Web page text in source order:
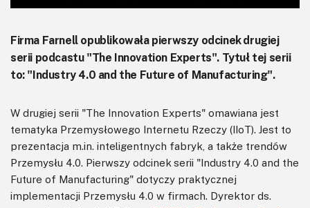
Firma Farnell opublikowała pierwszy odcinek drugiej
serii podcastu "The Innovation Experts". Tytuł tej serii
to: "Industry 4.0 and the Future of Manufacturing".
W drugiej serii "The Innovation Experts" omawiana jest
tematyka Przemysłowego Internetu Rzeczy (IIoT). Jest to
prezentacja m.in. inteligentnych fabryk, a także trendów
Przemysłu 4.0. Pierwszy odcinek serii "Industry 4.0 and the
Future of Manufacturing" dotyczy praktycznej
implementacji Przemysłu 4.0 w firmach. Dyrektor ds.